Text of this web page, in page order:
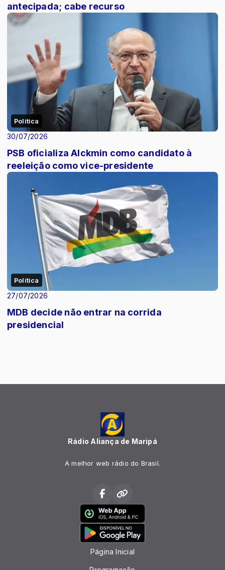
antecipada; cabe recurso
Política
30/07/2026
PSB oficializa Alckmin como candidato à
reeleição como vice-presidente
Política
27/07/2026
MDB decide não entrar na corrida
presidencial
Rádio Aliança de Maripá
A melhor web rádio do Brasil.
Página Inicial